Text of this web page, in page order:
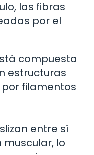
las fibras
por el
compuesta
estructuras
filamentos
entre sí
lo